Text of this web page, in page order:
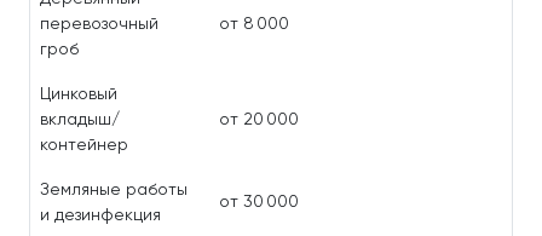
перевозочный
гроб
от 8 000
Цинковый
вкладыш/
контейнер
от 20 000
Земляные работы
и дезинфекция
от 30 000